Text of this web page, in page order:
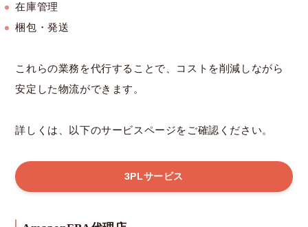
在庫管理
梱包・発送
これらの業務を代行することで、コストを削減しながら
安定した物流ができます。
詳しくは、以下のサービスページをご確認ください。
3PLサービス